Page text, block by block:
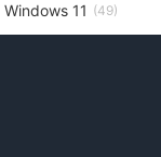
Windows 11 (49)